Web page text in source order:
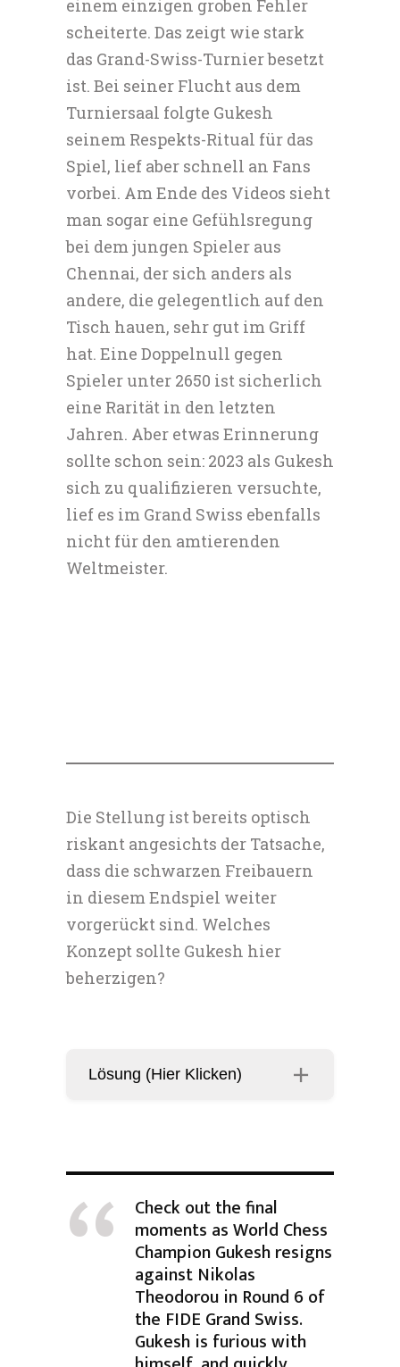
einem einzigen groben Fehler
scheiterte. Das zeigt wie stark
das Grand-Swiss-Turnier besetzt
ist. Bei seiner Flucht aus dem
Turniersaal folgte Gukesh
seinem Respekts-Ritual für das
Spiel, lief aber schnell an Fans
vorbei. Am Ende des Videos sieht
man sogar eine Gefühlsregung
bei dem jungen Spieler aus
Chennai, der sich anders als
andere, die gelegentlich auf den
Tisch hauen, sehr gut im Griff
hat. Eine Doppelnull gegen
Spieler unter 2650 ist sicherlich
eine Rarität in den letzten
Jahren. Aber etwas Erinnerung
sollte schon sein: 2023 als Gukesh
sich zu qualifizieren versuchte,
lief es im Grand Swiss ebenfalls
nicht für den amtierenden
Weltmeister.
Die Stellung ist bereits optisch
riskant angesichts der Tatsache,
dass die schwarzen Freibauern
in diesem Endspiel weiter
vorgerückt sind. Welches
Konzept sollte Gukesh hier
beherzigen?
Lösung (Hier Klicken)
Check out the final
moments as World Chess
Champion Gukesh resigns
against Nikolas
Theodorou in Round 6 of
the FIDE Grand Swiss.
Gukesh is furious with